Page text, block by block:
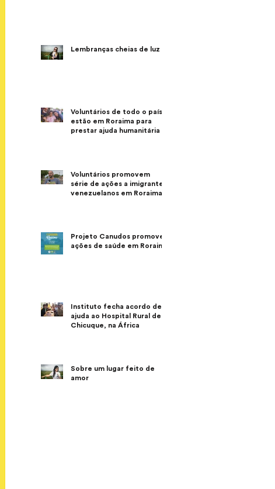
Lembranças cheias de luz
Voluntários de todo o país
estão em Roraima para
prestar ajuda humanitária
Voluntários promovem
série de ações a imigrantes
venezuelanos em Roraima
Projeto Canudos promove
ações de saúde em Roraima
Instituto fecha acordo de
ajuda ao Hospital Rural de
Chicuque, na África
Sobre um lugar feito de
amor